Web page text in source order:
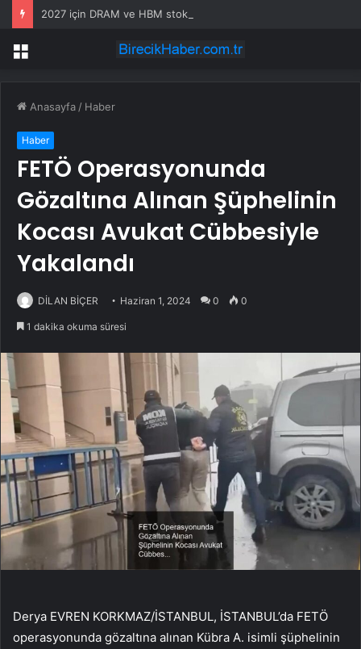
Menü
Anasayfa / Haber
Haber
FETÖ Operasyonunda
Gözaltına Alınan Şüphelinin
Kocası Avukat Cübbesiyle
Yakalandı
DİLAN BİÇER Haziran 1, 2024 0 0
1 dakika okuma süresi
Derya EVREN KORKMAZ/İSTANBUL, İSTANBUL’da FETÖ
operasyonunda gözaltına alınan Kübra A. isimli şüphelinin